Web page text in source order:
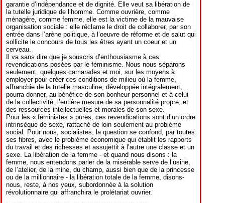
garantie d’indépendance et de dignité. Elle veut sa libération de
la tutelle juridique de l’homme. Comme ouvrière, comme
ménagère, comme femme, elle est la victime de la mauvaise
organisation sociale : elle réclame le droit de collaborer, par son
entrée dans l’arène politique, à l’oeuvre de réforme et de salut qui
sollicite le concours de tous les êtres ayant un coeur et un
cerveau.
Il va sans dire que je souscris d’enthousiasme à ces
revendications posées par le féminisme. Nous nous séparons
seulement, quelques camarades et moi, sur les moyens à
employer pour créer ces conditions de milieu où la femme,
affranchie de la tutelle masculine, développée intégralement,
pourra donner, au bénéfice de son bonheur personnel et à celui
de la collectivité, l’entière mesure de sa personnalité propre, et
des ressources intellectuelles et morales de son sexe.
Pour les « féministes » pures, ces revendications sont d’un ordre
intrinsèque de sexe, rattaché de loin seulement au problème
social. Pour nous, socialistes, la question se confond, par toutes
ses fibres, avec le problème économique qui établit les rapports
du travail et des richesses et assujettit à l’autre une classe et un
sexe. La libération de la femme - et quand nous disons : la
femme, nous entendons parler de la misérable serve de l’usine,
de l’atelier, de la mine, du champ, aussi bien que de la princesse
ou de la millionnaire - la libération totale de la femme, disons-
nous, reste, à nos yeux, subordonnée à la solution
révolutionnaire qui affranchira le prolétariat ouvrier.